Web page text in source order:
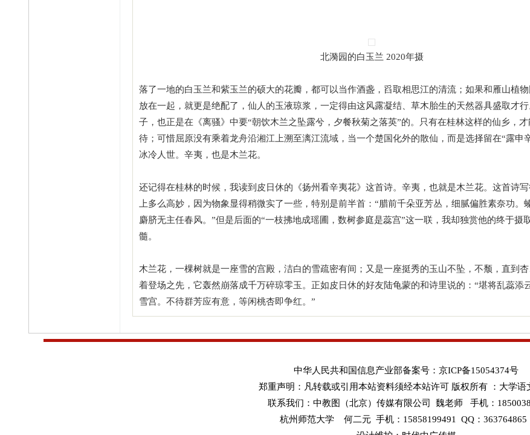
北漪园的白玉兰 2020年摄
落了一地的白玉兰和紫玉兰的硕大的花瓣，都可以当作酒盏，舀取相思江的清流；如果和雁山植
放在一起，就更是绝配了，仙人的玉液琼浆，一定得由这风露凝结、草木胎生的天然器具盛取才
子，也正是在《离骚》中要“朝饮木兰之坠露兮，夕餐秋菊之落英”的。只有在桂林这样的仙乡，
待；可惜屈原没有乘着龙舟沿湘江上溯至漓江流域，当一个楚国化外的散仙，而是选择留在“露申
冰冷人世。辛夷，也是木兰花。
还记得在桂林的时候，我读到皮日休的《扬州看辛夷花》这首诗。辛夷，也就是木兰花。这首诗
上多么高妙，因为物象显得稍微实了一些，特别是前半首：“腊前千朵亚芳丛，细腻偏胜素奈功。
麝脐无主任春风。”但是后面的“一枝拂地成瑶圃，数树参庭是蕊宫”这一联，我却独赏他的终于摄
髓。
木兰花，一棵树就是一座雪的宫殿，洁白的雪疏密有间；又是一座挺秀的玉山不坠，不颓，直到
着登场之先，它轰然崩落成千万碎琼零玉。正如皮日休的好友陆龟蒙的和诗里说的：“堪将乱蕊添
雪宫。不待群芳应有意，等闲桃杏即争红。”
中华人民共和国信息产业部备案号：京ICP备15054374号
郑重声明：凡转载或引用本站资料须经本站许可 版权所有 ：大学语
联系我们：中教图（北京）传媒有限公司 魏老师 手机：
杭州师范大学 何二元 手机：15858199491 QQ：363764865